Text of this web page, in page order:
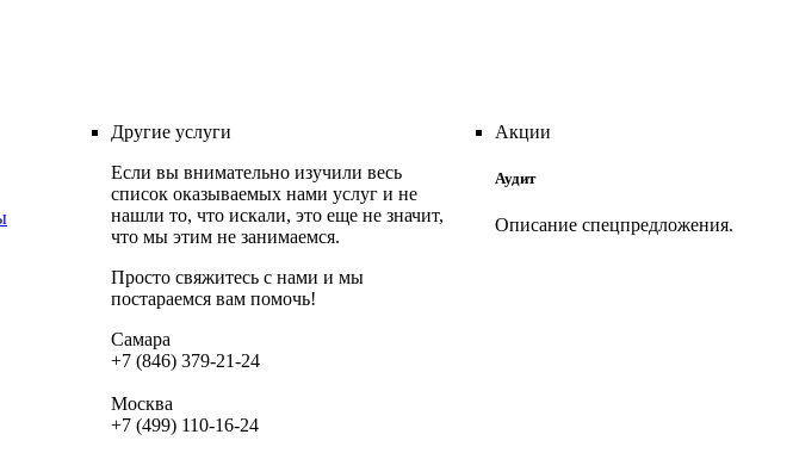
Другие услуги
Если вы внимательно изучили весь
список оказываемых нами услуг и не
нашли то, что искали, это еще не значит,
что мы этим не занимаемся.
Просто свяжитесь с нами и мы
постараемся вам помочь!
Самара
+7 (846) 379-21-24
Москва
+7 (499) 110-16-24
Акции
Аудит
Описание спецпредложения.